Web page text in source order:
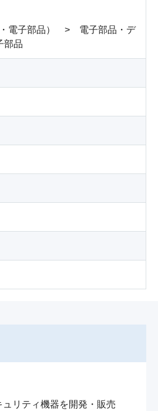
・電子部品） > 電子部品・デ
品
リティ機器を開発・販売